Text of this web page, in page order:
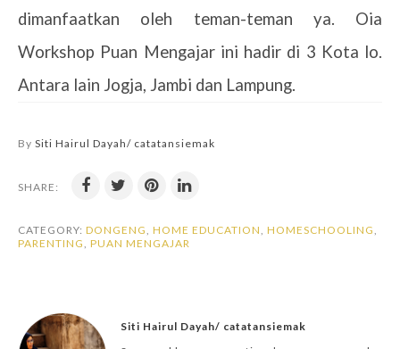
dimanfaatkan oleh teman-teman ya. Oia
Workshop Puan Mengajar ini hadir di 3 Kota lo.
Antara lain Jogja, Jambi dan Lampung.
By Siti Hairul Dayah/ catatansiemak
SHARE:
CATEGORY: DONGENG, HOME EDUCATION, HOMESCHOOLING,
PARENTING, PUAN MENGAJAR
Siti Hairul Dayah/ catatansiemak